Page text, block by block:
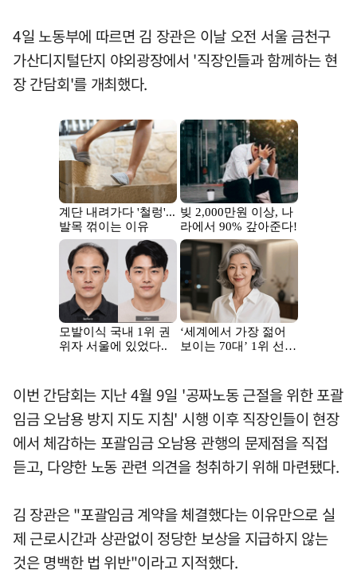
4일 노동부에 따르면 김 장관은 이날 오전 서울 금천구
가산디지털단지 야외광장에서 '직장인들과 함께하는 현
장 간담회'를 개최했다.
이번 간담회는 지난 4월 9일 '공짜노동 근절을 위한 포괄
임금 오남용 방지 지도 지침' 시행 이후 직장인들이 현장
에서 체감하는 포괄임금 오남용 관행의 문제점을 직접
듣고, 다양한 노동 관련 의견을 청취하기 위해 마련됐다.
김 장관은 "포괄임금 계약을 체결했다는 이유만으로 실
제 근로시간과 상관없이 정당한 보상을 지급하지 않는
것은 명백한 법 위반"이라고 지적했다.